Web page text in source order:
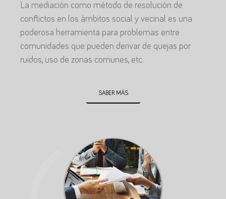
La mediación como método de resolución de
conflictos en los ámbitos social y vecinal es una
poderosa herramienta para problemas entre
comunidades que pueden derivar de quejas por
ruidos, uso de zonas comunes, etc.
SABER MÁS